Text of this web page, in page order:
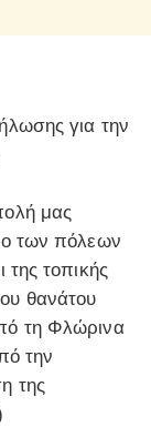
για την
μας
των πόλεων
της τοπικής
θανάτου
τη Φλώρινα
την
της